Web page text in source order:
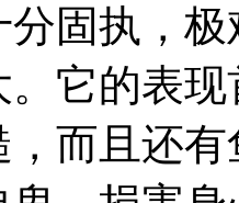
分固执，
它的表
，而且还